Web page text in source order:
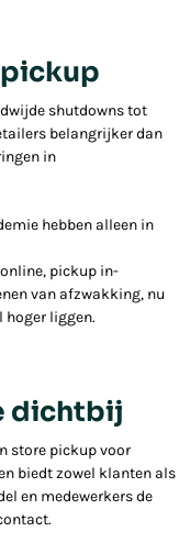
shutdowns tot
belangrijker dan
in
hebben alleen in
pickup in-
van afzwakking, nu
liggen.
dichtbij
store pickup voor
biedt zowel klanten als
en medewerkers de